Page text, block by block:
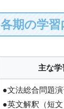
各期の学習
主な学
●文法総合問題演
●英文解釈（短文